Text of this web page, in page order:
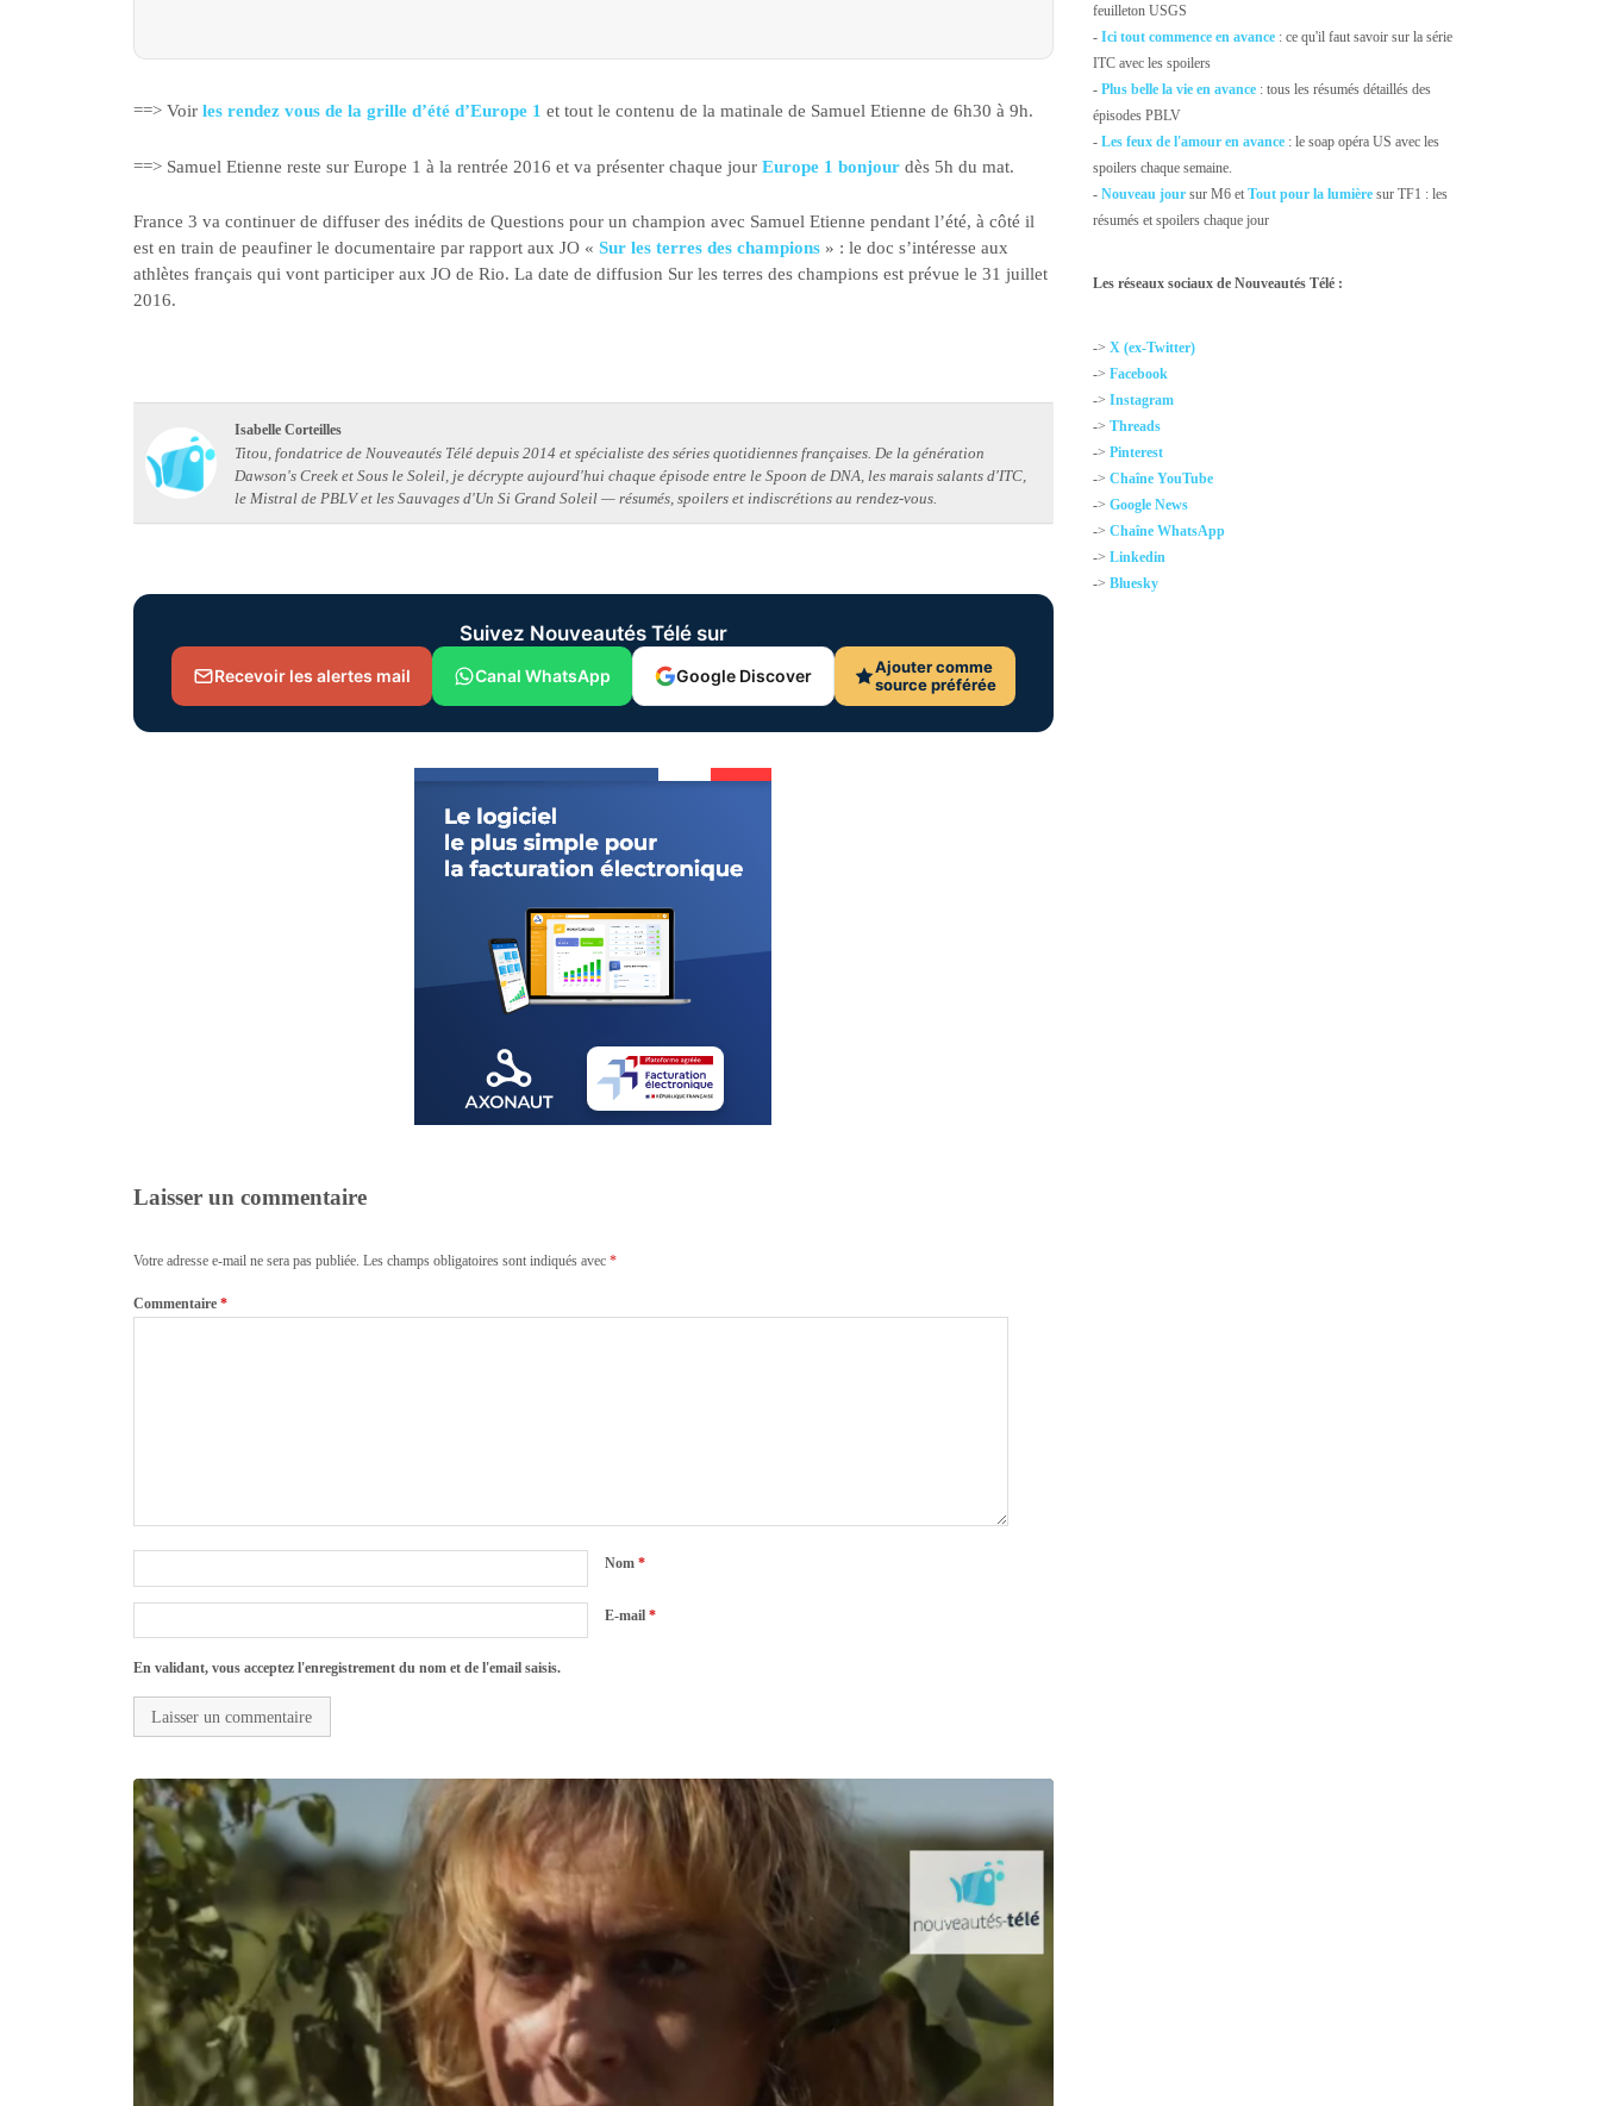
==> Voir les rendez vous de la grille d’été d’Europe 1 et tout le contenu de la matinale de Samuel Etienne de 6h30 à 9h.
==> Samuel Etienne reste sur Europe 1 à la rentrée 2016 et va présenter chaque jour Europe 1 bonjour dès 5h du mat.
France 3 va continuer de diffuser des inédits de Questions pour un champion avec Samuel Etienne pendant l’été, à côté il
est en train de peaufiner le documentaire par rapport aux JO « Sur les terres des champions » : le doc s’intéresse aux
athlètes français qui vont participer aux JO de Rio. La date de diffusion Sur les terres des champions est prévue le 31 juillet
2016.
Isabelle Corteilles
Titou, fondatrice de Nouveautés Télé depuis 2014 et spécialiste des séries quotidiennes françaises. De la génération
Dawson's Creek et Sous le Soleil, je décrypte aujourd'hui chaque épisode entre le Spoon de DNA, les marais salants d'ITC,
le Mistral de PBLV et les Sauvages d'Un Si Grand Soleil — résumés, spoilers et indiscrétions au rendez-vous.
Suivez Nouveautés Télé sur
Recevoir les alertes mail Canal WhatsApp Google Discover
Ajouter comme
source préférée
Laisser un commentaire
Votre adresse e-mail ne sera pas publiée. Les champs obligatoires sont indiqués avec *
Commentaire *
Nom *
E-mail *
En validant, vous acceptez l'enregistrement du nom et de l'email saisis.
feuilleton USGS
-Ici tout commence en avance : ce qu'il faut savoir sur la série
ITC avec les spoilers
- Plus belle la vie en avance : tous les résumés détaillés des
épisodes PBLV
-Les feux de l'amour en avance : le soap opéra US avec les
spoilers chaque semaine.
-Nouveau jour sur M6 etTout pour la lumière sur TF1 : les
résumés et spoilers chaque jour
Les réseaux sociaux de Nouveautés Télé :
->X (ex-Twitter)
->Facebook
->Instagram
->Threads
->Pinterest
->Chaîne YouTube
->Google News
->Chaîne WhatsApp
->Linkedin
->Bluesky